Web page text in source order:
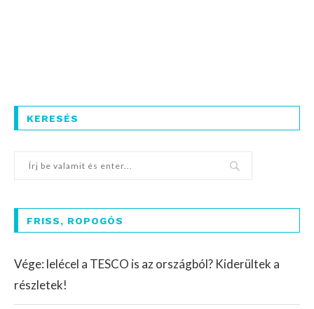
KERESÉS
FRISS, ROPOGÓS
Vége: lelécel a TESCO is az országból? Kiderültek a
részletek!